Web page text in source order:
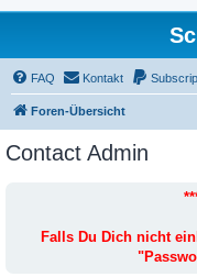
FAQ Kontakt
Foren-Übersicht
Contact Admin
Falls Du Dich nicht